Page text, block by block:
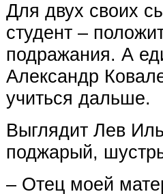
Для двух своих
студент –
подражания. А
Александр
учиться дальше.
Выглядит Лев
поджарый,
– Отец моей